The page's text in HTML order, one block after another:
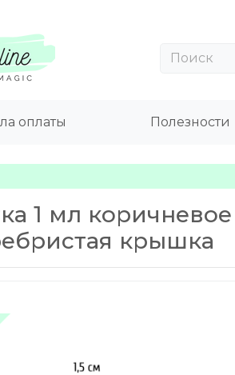
оплаты Полезности
1 мл коричневое
крышка